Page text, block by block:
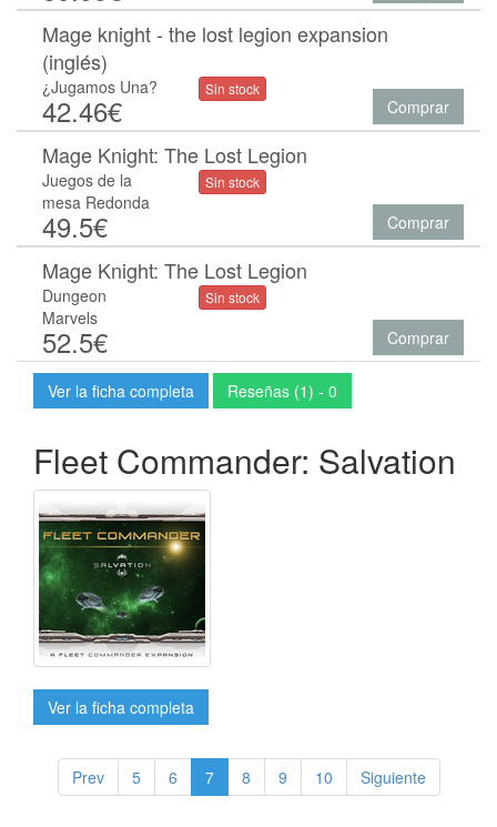
Mage knight - the lost legion expansion
(inglés)
¿Jugamos Una?
42.46€
Sin stock
Comprar
Mage Knight: The Lost Legion
Juegos de la
mesa Redonda
49.5€
Sin stock
Comprar
Mage Knight: The Lost Legion
Dungeon
Marvels
52.5€
Sin stock
Comprar
Ver la ficha completa Reseñas (1) - 0
Fleet Commander: Salvation
Ver la ficha completa
Prev 5 6 7 8 9 10 Siguiente